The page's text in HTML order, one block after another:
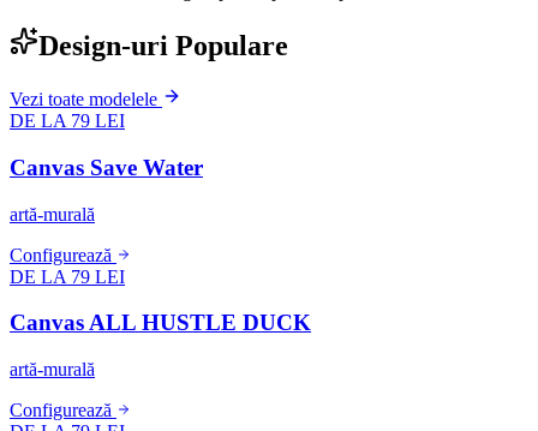
Design-uri Populare
Vezi toate modelele
DE LA 79 LEI
Canvas Save Water
artă-murală
Configurează
DE LA 79 LEI
Canvas ALL HUSTLE DUCK
artă-murală
Configurează